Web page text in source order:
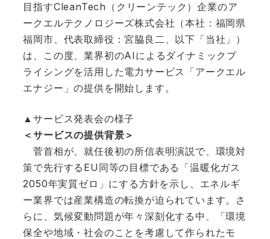
目指すCleanTech（クリーンテック）企業のア
ークエルテクノロジーズ株式会社（本社：福岡県
福岡市、代表取締役：宮脇良二、以下「当社」）
は、この度、業界初のAIによるダイナミックプ
ライシングを活用した電力サービス「アークエル
エナジー」の提供を開始します。
▲サービス発表会の様子
＜サービスの提供背景＞
菅首相が、就任後初の所信表明演説で、環境対
策で先行するEU同等の目標である「温暖化ガス
2050年実質ゼロ」にする方針を示し、エネルギ
ー業界では産業構造の転換が迫られています。さ
らに、気候変動問題が年々深刻化する中、「環境
保全や地域・社会のことを考慮して作られたモ